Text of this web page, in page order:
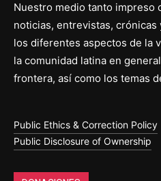
Nuestro medio tanto impreso
noticias, entrevistas,
los diferentes aspectos de la
la comunidad latina en
frontera, así como los temas
Public Ethics & Correction Policy
Public Disclosure of Ownership